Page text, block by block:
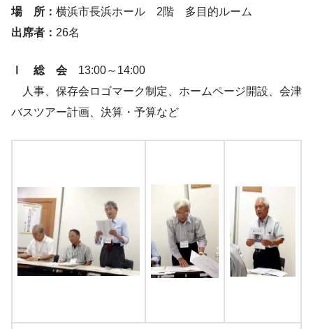
場 所： 横浜市長浜ホール 2階 多目的ルーム
出席者： 26名
Ⅰ 総 会 13:00～14:00
人事、保存会ロゴマーク制定、ホームページ開設、会津
バスツアー計画、決算・予算など